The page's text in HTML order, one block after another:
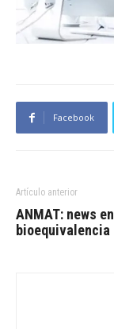
Facebook
Artículo anterior
ANMAT: news en
bioequivalencia